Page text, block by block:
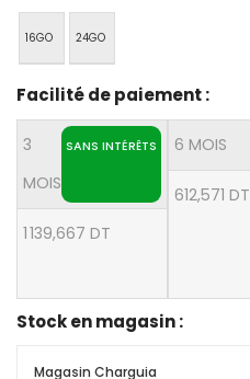
16GO 24GO
Facilité de paiement :
3
MOIS
SANS INTÉRÊTS
1 139,667 DT
6 MOIS
612,571 DT
Stock en magasin :
Magasin Charguia